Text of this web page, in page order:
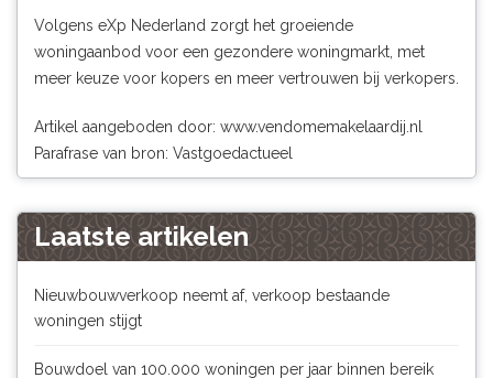
Volgens eXp Nederland zorgt het groeiende
woningaanbod voor een gezondere woningmarkt, met
meer keuze voor kopers en meer vertrouwen bij verkopers.
Artikel aangeboden door: www.vendomemakelaardij.nl
Parafrase van bron: Vastgoedactueel
Laatste artikelen
Nieuwbouwverkoop neemt af, verkoop bestaande
woningen stijgt
Bouwdoel van 100.000 woningen per jaar binnen bereik